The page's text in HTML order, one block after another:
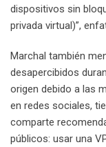
dispositivos sin
privada virtual)”,
Marchal también
desapercibidos
origen debido a las
en redes sociales,
comparte
públicos: usar una